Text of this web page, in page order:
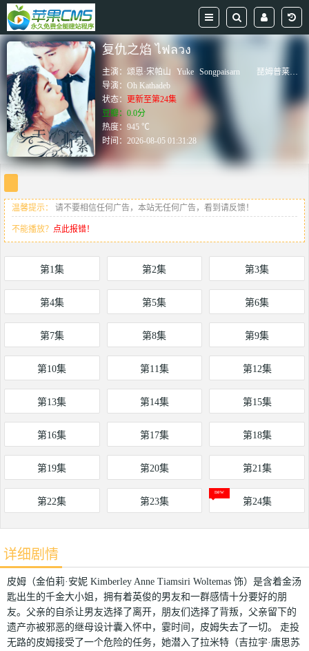
复仇之焰 ไฟลวง
主演：颂恩·宋帕山 Yuke Songpaisarn
琵姆普莱帕·唐普莱坡恩
导演：Oh Kathadeb
状态： 更新至第24集
豆瓣：0.0分
热度：945 ℃
时间：2026-08-05 01:31:28
温馨提示： 请不要相信任何广告，本站无任何广告，看到请反馈！
不能播放？ 点此报错！
第1集 第2集 第3集
第4集 第5集 第6集
第7集 第8集 第9集
第10集 第11集 第12集
第13集 第14集 第15集
第16集 第17集 第18集
第19集 第20集 第21集
第22集 第23集 第24集
详细剧情
皮姆（金伯莉·安妮 Kimberley Anne Tiamsiri Woltemas 饰）是含着金汤
匙出生的千金大小姐，拥有着英俊的男友和一群感情十分要好的朋
友。父亲的自杀让男友选择了离开，朋友们选择了背叛，父亲留下的
遗产亦被邪恶的继母设计囊入怀中，霎时间，皮姆失去了一切。 走投
无路的皮姆接受了一个危险的任务，她潜入了拉米特（吉拉宇·唐思苏